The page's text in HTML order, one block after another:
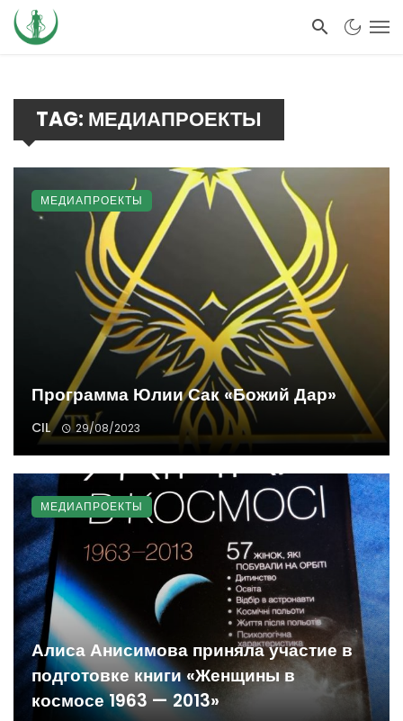
TAG: МЕДИАПРОЕКТЫ
Программа Юлии Сак «Божий Дар»
CIL 29/08/2023
МЕДИАПРОЕКТЫ
Алиса Анисимова приняла участие в
подготовке книги «Женщины в
космосе 1963 — 2013»
МЕДИАПРОЕКТЫ